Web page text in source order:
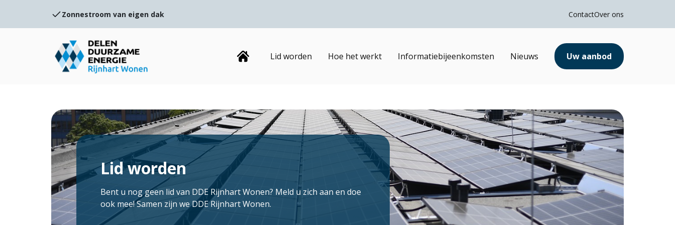
Zonnestroom van eigen dak ContactOver ons
Home Lid worden Hoe het werkt Informatiebijeenkomsten Nieuws Uw aanbod
Lid worden
Bent u nog geen lid van DDE Rijnhart Wonen? Meld u zich aan en doe
ook mee! Samen zijn we DDE Rijnhart Wonen.